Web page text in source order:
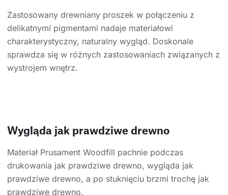
Zastosowany drewniany proszek w połączeniu z
delikatnymi pigmentami nadaje materiałowi
charakterystyczny, naturalny wygląd. Doskonale
sprawdza się w różnych zastosowaniach związanych z
wystrojem wnętrz.
Wygląda jak prawdziwe drewno
Materiał Prusament Woodfill pachnie podczas
drukowania jak prawdziwe drewno, wygląda jak
prawdziwe drewno, a po stuknięciu brzmi trochę jak
prawdziwe drewno.